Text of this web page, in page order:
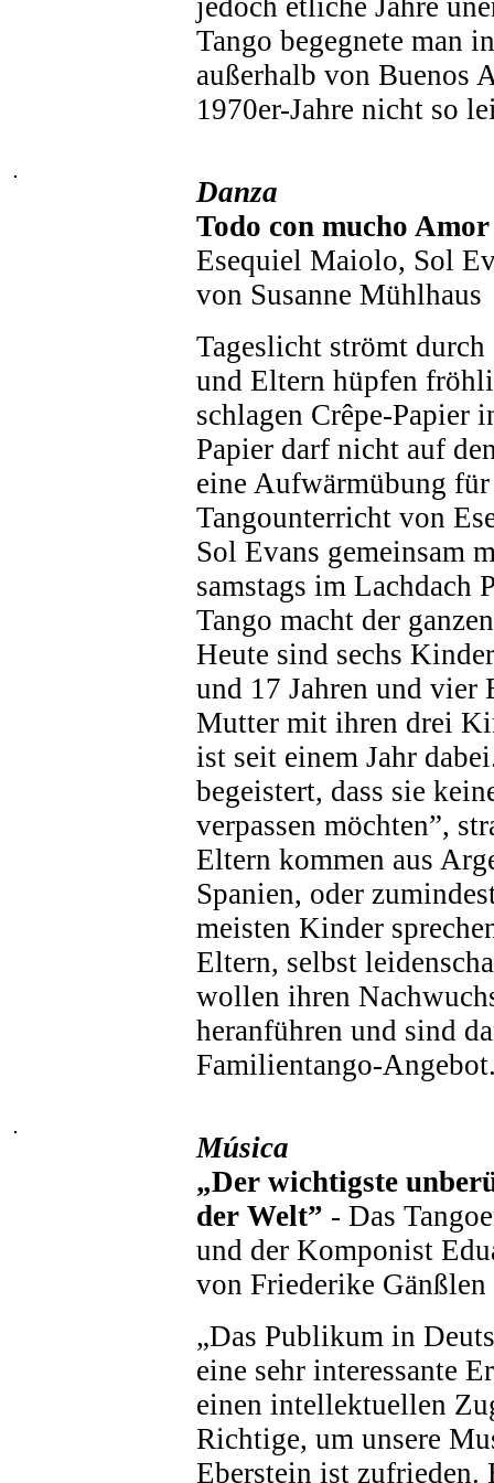
jedoch etliche Jahre
Tango begegnete man
außerhalb von Buenos
1970er-Jahre nicht so
Danza
Todo con mucho Amor
Esequiel Maiolo, Sol
von Susanne Mühlhaus
Tageslicht strömt
und Eltern hüpfen
schlagen Crêpe-Papier
Papier darf nicht auf
eine Aufwärmübung
Tangounterricht von
Sol Evans gemeinsam
samstags im Lachdach
Tango macht der
Heute sind sechs
und 17 Jahren und vier
Mutter mit ihren drei
ist seit einem Jahr
begeistert, dass sie
verpassen möchten”,
Eltern kommen aus
Spanien, oder
meisten Kinder
Eltern, selbst
wollen ihren
heranführen und sind
Familientango-
Música
„Der wichtigste
der Welt” - Das
und der Komponist
von Friederike Gänßlen
„Das Publikum in
eine sehr interessante
einen intellektuellen
Richtige, um unsere
Eberstein ist